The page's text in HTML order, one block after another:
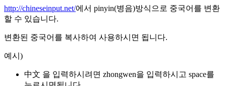
http://chineseinput.net/에서 pinyin(병음)방식으로 중국어를 변환
할 수 있습니다.
변환된 중국어를 복사하여 사용하시면 됩니다.
예시)
中文 을 입력하시려면 zhongwen을 입력하시고 space를